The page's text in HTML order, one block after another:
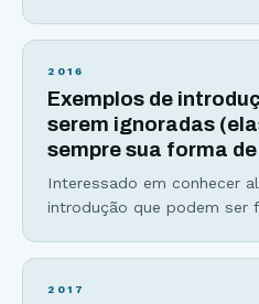
produtividade. Ainda está
prepare para ser
2016
Exemplos de
serem ignoradas
sempre sua forma
Interessado em conhecer
introdução que podem ser
sim, é porque já está
2017